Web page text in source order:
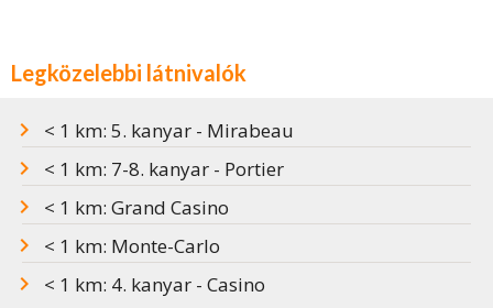
Legközelebbi látnivalók
< 1 km: 5. kanyar - Mirabeau
< 1 km: 7-8. kanyar - Portier
< 1 km: Grand Casino
< 1 km: Monte-Carlo
< 1 km: 4. kanyar - Casino